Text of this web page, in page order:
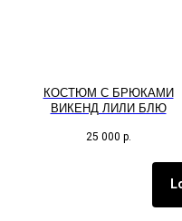
КОСТЮМ С БРЮКАМИ
ВИКЕНД ЛИЛИ БЛЮ
25 000 р.